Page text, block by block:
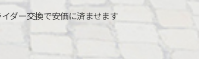
ダー交換で安価に済ませます